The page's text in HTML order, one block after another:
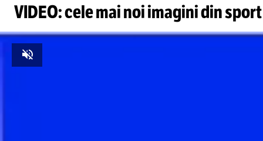
VIDEO: cele mai noi imagini din sport
Unmute